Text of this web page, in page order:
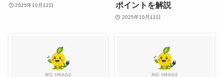
2025年10月12日
ポイントを解説
2025年10月12日